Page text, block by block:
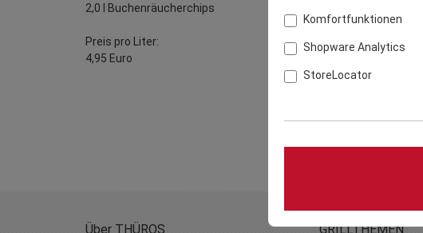
2,0 l Buchenräucherchips
Preis pro Liter:
4,95 Euro
Über THÜROS GRILLTHEMEN
Komfortfunktionen
Shopware Analytics
StoreLocator